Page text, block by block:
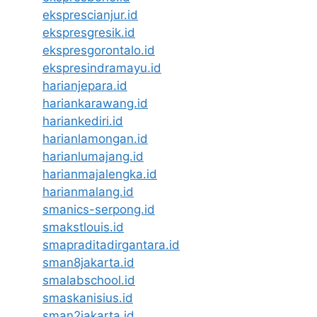
eksprescianjur.id
ekspresgresik.id
ekspresgorontalo.id
ekspresindramayu.id
harianjepara.id
hariankarawang.id
hariankediri.id
harianlamongan.id
harianlumajang.id
harianmajalengka.id
harianmalang.id
smanics-serpong.id
smakstlouis.id
smapraditadirgantara.id
sman8jakarta.id
smalabschool.id
smaskanisius.id